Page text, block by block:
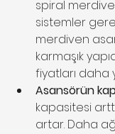
spiral
sistemler
merdiven
karmaşık
fiyatları daha
Asansörün
kapasitesi
artar. Daha